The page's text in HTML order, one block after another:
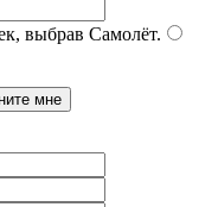
выбрав Самолёт.